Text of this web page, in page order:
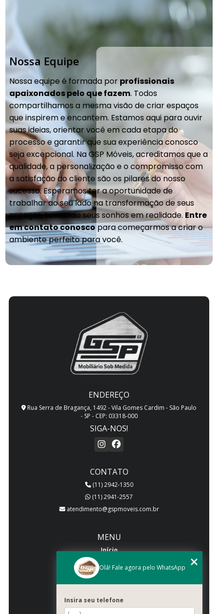
Nossa Equipe
Nossa equipe é formada por profissionais
apaixonados pelo que fazem. Todos
compartilhamos a mesma visão de criar espaços
que inspirem e encantem. Estamos aqui para ouvir
suas ideias, orientar você em cada etapa do
processo e garantir que sua experiência conosco
seja excepcional. Na GSP Móveis, acreditamos que a
qualidade, a personalização e o compromisso com
a satisfação do cliente são os pilares do nosso
sucesso. Esperamos ter a oportunidade de
trabalhar ao seu lado na transformação de seus
espaços, tornando seus sonhos em realidade. Entre
em contato conosco para começarmos a criar o
ambiente perfeito para você.
ENDEREÇO
Rua Serra de Bragança, 1492 - Vila Gomes Cardim - São Paulo
- SP - CEP: 03318-000
SIGA-NOS!
CONTATO
(11) 2942-1350
(11) 2941-2557
atendimento@gspmoveis.com.br
MENU
Início
Quem somos
Galeria
Olá! Fale agora pelo WhatsApp
Insira seu telefone